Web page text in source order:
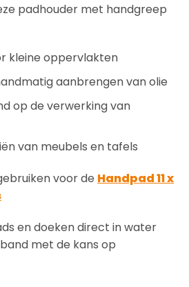
padhouder met handgreep
kleine oppervlakten
aanbrengen van olie
op de verwerking van
van meubels en tafels
voor de Handpad 11 x
en doeken direct in water
met de kans op